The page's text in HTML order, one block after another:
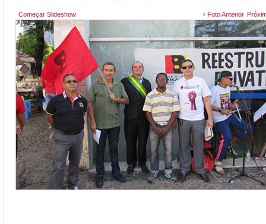
Começar Slideshow ‹ Foto Anterior